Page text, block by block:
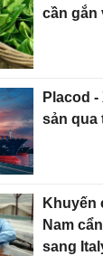
cần gắn
Placod
sản qua
Khuyến
Nam
sang